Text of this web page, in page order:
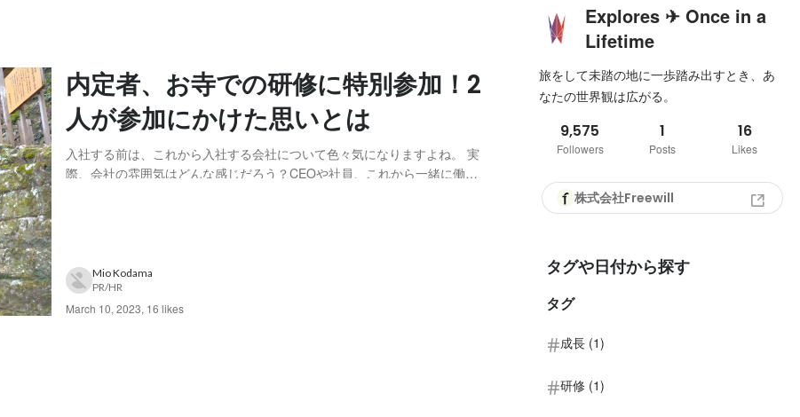
内定者、お寺での研修に特別参加！2
人が参加にかけた思いとは
入社する前は、これから入社する会社について色々気になりますよね。 実
際、会社の雰囲気はどんな感じだろう？CEOや社員、これから一緒に働く
Mio Kodama
PR/HR
March 10, 2023, 16 likes
Explores ✈ Once in a
Lifetime
旅をして未踏の地に一歩踏み出すとき、あ
なたの世界観は広がる。
9,575
Followers
1
Posts
16
Likes
株式会社Freewill
タグや日付から探す
タグ
成長 (1)
研修 (1)